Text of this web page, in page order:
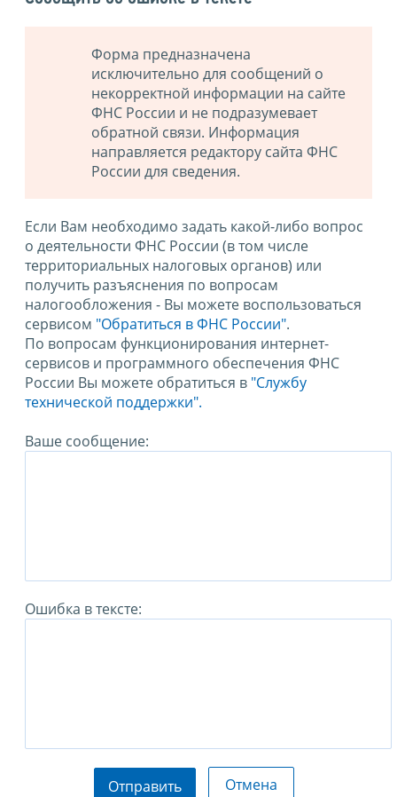
Форма предназначена
исключительно для сообщений о
некорректной информации на сайте
ФНС России и не подразумевает
обратной связи. Информация
направляется редактору сайта ФНС
России для сведения.
Если Вам необходимо задать какой-либо вопрос
о деятельности ФНС России (в том числе
территориальных налоговых органов) или
получить разъяснения по вопросам
налогообложения - Вы можете воспользоваться
сервисом "Обратиться в ФНС России".
По вопросам функционирования интернет-
сервисов и программного обеспечения ФНС
России Вы можете обратиться в "Службу
технической поддержки".
Ваше сообщение:
Ошибка в тексте:
Отправить Отмена